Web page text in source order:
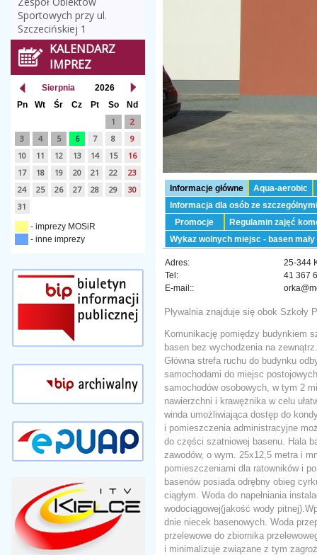
Sportowych przy ul.
Szczecińskiej 1
KALENDARZ
IMPREZ
Sierpnia
2026
Pn
Wt Śr Cz Pt So Nd
1
2
3
4 5 6 7 8
9
10
11 12 13 14 15
16
17
18 19 20 21 22
23
24
25 26 27 28 29
30
31
- imprezy MOSiR
- inne imprezy
Informacje główne
Aqua-aerobic
Informacja dla osób ze
Promocje
Regulamin zajęć
Wykaz wolnych miejsc - basen mały
Adres:
25-344
Tel:
41 367
E-mail::
Pływalnia znajduje się obok Szkoły
Komunikację pomiędzy budynkiem
basen bez wychodzenia na
Główna strefa ruchu do budynku
samochodami do miejsc
samochodów osobowych, w tym 2
nawierzchni i krawężnika w celu
winda umożliwiająca dostęp do
i pomieszczenia administracyjne
do części szatniowej basenu. Hala
zawodów, o wym. 25x12,5 metra i
pomieszczeniami dla ratowników i
basenów posiada odrębny obieg
ciągłym. Woda do napełniania
wodociągowej(jakość wody
dnie niecek basenowych. Woda
przelewowe do zbiornika
i minimalizuje związane z tym